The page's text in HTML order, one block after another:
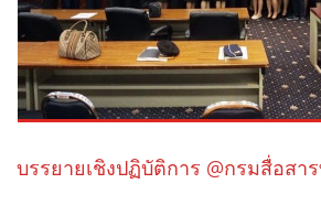
บรรยายเชิงปฏิบัติการ @กรมสื่อสา